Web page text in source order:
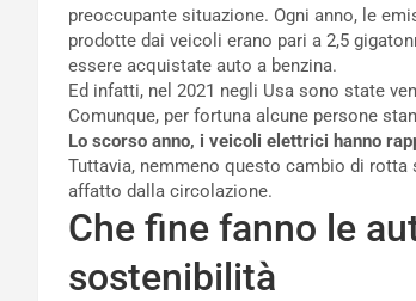
preoccupante situazione. Ogni anno, le
prodotte dai veicoli erano pari a 2,5
essere acquistate auto a benzina.
Ed infatti, nel 2021 negli Usa sono state
Comunque, per fortuna alcune persone
Lo scorso anno, i veicoli elettrici hanno
Tuttavia, nemmeno questo cambio di rotta
affatto dalla circolazione.
Che fine fanno le
sostenibilità